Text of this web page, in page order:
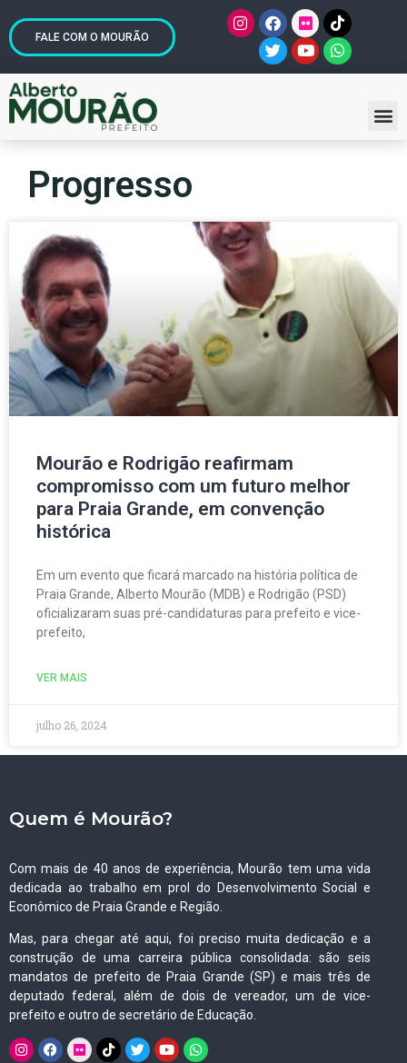
FALE COM O MOURÃO
Progresso
Mourão e Rodrigão reafirmam
compromisso com um futuro melhor
para Praia Grande, em convenção
histórica
Em um evento que ficará marcado na história política de
Praia Grande, Alberto Mourão (MDB) e Rodrigão (PSD)
oficializaram suas pré-candidaturas para prefeito e vice-
prefeito,
VER MAIS
julho 26, 2024
Quem é Mourão?
Com mais de 40 anos de experiência, Mourão tem uma vida
dedicada ao trabalho em prol do Desenvolvimento Social e
Econômico de Praia Grande e Região.
Mas, para chegar até aqui, foi preciso muita dedicação e a
construção de uma carreira pública consolidada: são seis
mandatos de prefeito de Praia Grande (SP) e mais três de
deputado federal, além de dois de vereador, um de vice-
prefeito e outro de secretário de Educação.